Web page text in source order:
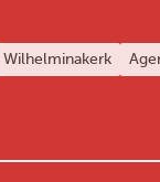
Wilhelminakerk